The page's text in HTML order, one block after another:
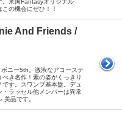
。米国Fantasyオリジナル
の機会にぜひ！！
And Friends /
ニー5th。激渋なアコーステ
き名作！素の姿がくっきり
す。スワンプ基本盤。デュ
ラッセル他メンバーは異常
美品です。